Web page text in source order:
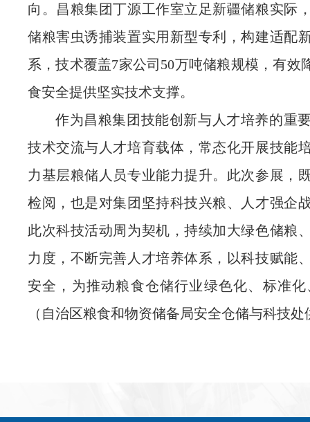
向。昌粮集团丁源工作室立足新疆储粮实际
储粮害虫诱捕装置实用新型专利，构建适配
系，技术覆盖7家公司50万吨储粮规模，有效
食安全提供坚实技术支撑。
作为昌粮集团技能创新与人才培养的重
技术交流与人才培育载体，常态化开展技能
力基层粮储人员专业能力提升。此次参展，
检阅，也是对集团坚持科技兴粮、人才强企
此次科技活动周为契机，持续加大绿色储粮
力度，不断完善人才培养体系，以科技赋能
安全，为推动粮食仓储行业绿色化、标准
（自治区粮食和物资储备局安全仓储与科技处